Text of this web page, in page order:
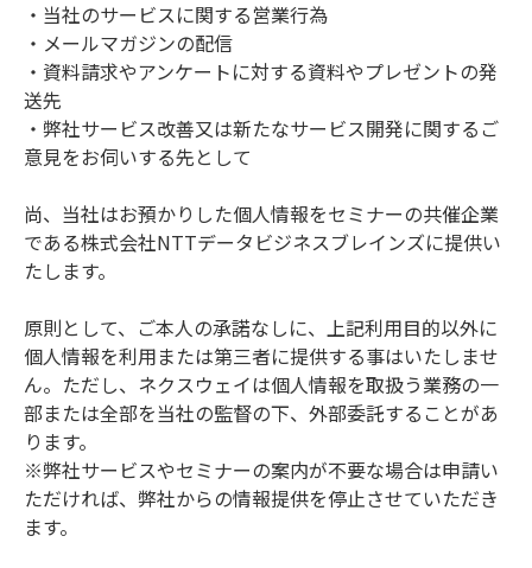
・当社のサービスに関する営業行為
・メールマガジンの配信
・資料請求やアンケートに対する資料やプレゼントの発
送先
・弊社サービス改善又は新たなサービス開発に関するご
意見をお伺いする先として
尚、当社はお預かりした個人情報をセミナーの共催企業
である株式会社NTTデータビジネスブレインズに提供い
たします。
原則として、ご本人の承諾なしに、上記利用目的以外に
個人情報を利用または第三者に提供する事はいたしませ
ん。ただし、ネクスウェイは個人情報を取扱う業務の一
部または全部を当社の監督の下、外部委託することがあ
ります。
※弊社サービスやセミナーの案内が不要な場合は申請い
ただければ、弊社からの情報提供を停止させていただき
ます。